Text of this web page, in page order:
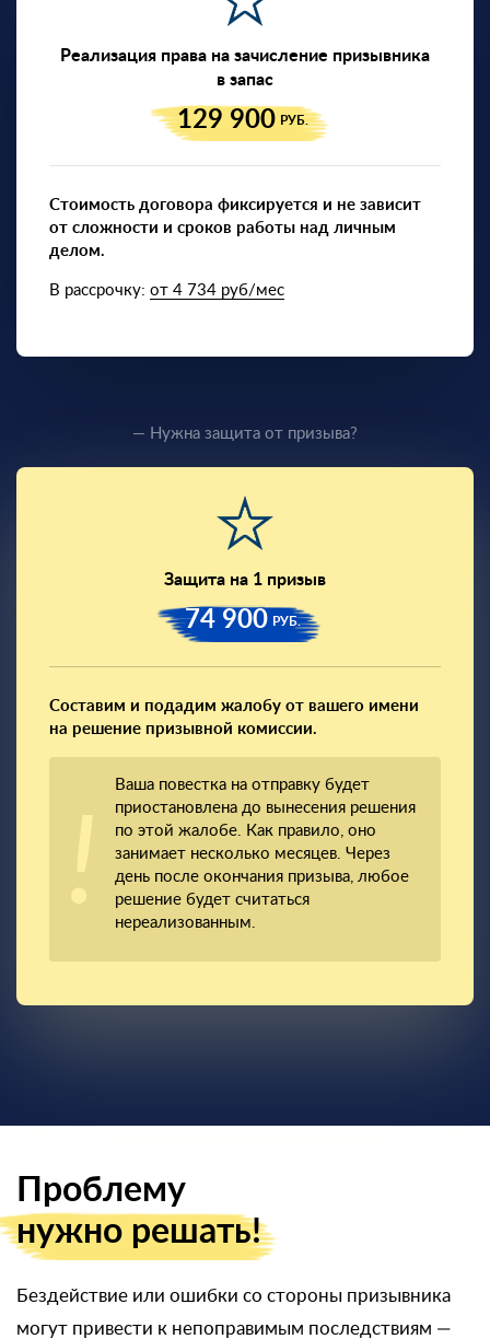
Реализация права на зачисление призывника
в запас
129 900 РУБ.
Стоимость договора фиксируется и не зависит
от сложности и сроков работы над личным
делом.
В рассрочку: от 4 734 руб/мес
— Нужна защита от призыва?
Защита на 1 призыв
74 900 РУБ.
Составим и подадим жалобу от вашего имени
на решение призывной комиссии.
Ваша повестка на отправку будет
приостановлена до вынесения решения
по этой жалобе. Как правило, оно
занимает несколько месяцев. Через
день после окончания призыва, любое
решение будет считаться
нереализованным.
Проблему
нужно решать!
Бездействие или ошибки со стороны призывника
могут привести к непоправимым последствиям —